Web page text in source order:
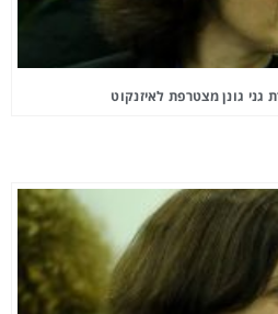
גונן מצטרפת לאיזנקוט